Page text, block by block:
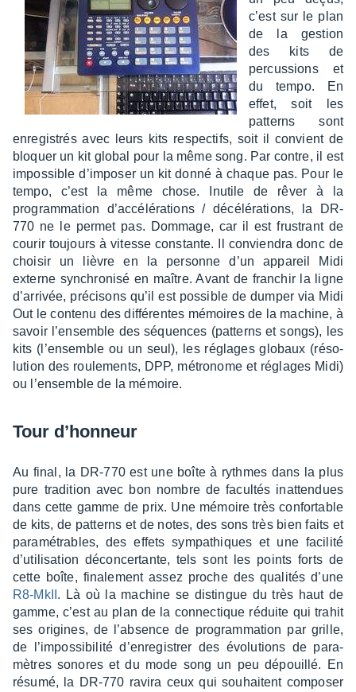
c’est sur le plan
de la gestion
des kits de
percus­sions et
du tempo. En
effet, soit les
patterns sont
enre­gis­trés avec leurs kits respec­tifs, soit il convient de
bloquer un kit global pour la même song. Par contre, il est
impos­sible d’im­po­ser un kit donné à chaque pas. Pour le
tempo, c’est la même chose. Inutile de rêver à la
program­ma­tion d’ac­cé­lé­ra­tions / décé­lé­ra­tions, la DR-
770 ne le permet pas. Dommage, car il est frus­trant de
courir toujours à vitesse constante. Il convien­dra donc de
choi­sir un lièvre en la personne d’un appa­reil Midi
externe synchro­nisé en maître. Avant de fran­chir la ligne
d’ar­ri­vée, préci­sons qu’il est possible de dumper via Midi
Out le contenu des diffé­rentes mémoires de la machine, à
savoir l’en­semble des séquences (patterns et songs), les
kits (l’en­semble ou un seul), les réglages globaux (réso­
lu­tion des roule­ments, DPP, métro­nome et réglages Midi)
ou l’en­semble de la mémoire.
Tour d’hon­neur
Au final, la DR-770 est une boîte à rythmes dans la plus
pure tradi­tion avec bon nombre de facul­tés inat­ten­dues
dans cette gamme de prix. Une mémoire très confor­table
de kits, de patterns et de notes, des sons très bien faits et
para­mé­trables, des effets sympa­thiques et une faci­lité
d’uti­li­sa­tion décon­cer­tante, tels sont les points forts de
cette boîte, fina­le­ment assez proche des quali­tés d’une
R8-MkII . Là où la machine se distingue du très haut de
gamme, c’est au plan de la connec­tique réduite qui trahit
ses origines, de l’ab­sence de program­ma­tion par grille,
de l’im­pos­si­bi­lité d’en­re­gis­trer des évolu­tions de para­
mètres sonores et du mode song un peu dépouillé. En
résumé, la DR-770 ravira ceux qui souhaitent compo­ser